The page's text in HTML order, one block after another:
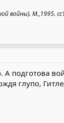
войны). М.,1995.
подготова
глупо,